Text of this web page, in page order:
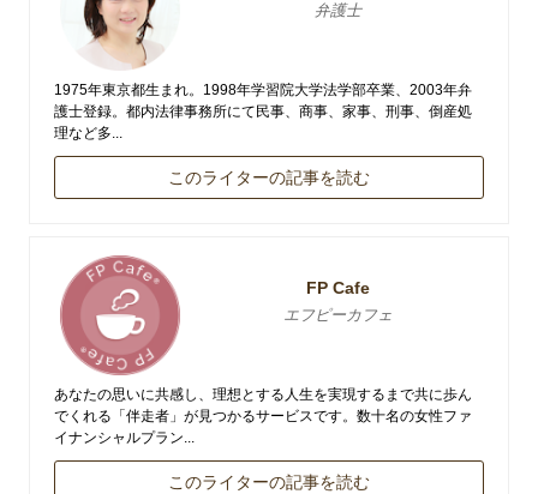
弁護士
1975年東京都生まれ。1998年学習院大学法学部卒業、2003年弁
護士登録。都内法律事務所にて民事、商事、家事、刑事、倒産処
理など多...
このライターの記事を読む
FP Cafe
エフピーカフェ
あなたの思いに共感し、理想とする人生を実現するまで共に歩ん
でくれる「伴走者」が見つかるサービスです。数十名の女性ファ
イナンシャルプラン...
このライターの記事を読む